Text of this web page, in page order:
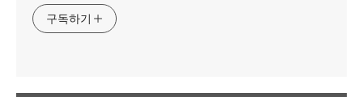
구독하기